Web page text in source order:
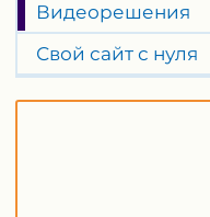
Видеорешения
Свой сайт с нуля